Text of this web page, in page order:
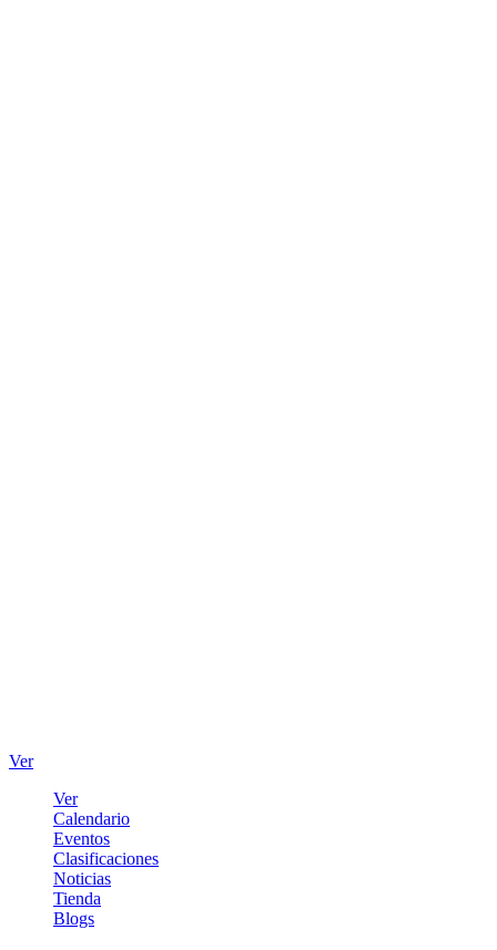
Ver
Ver
Calendario
Eventos
Clasificaciones
Noticias
Tienda
Blogs